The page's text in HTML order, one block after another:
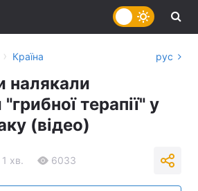
› Країна рус
налякали
терапії" у
(відео)
1 хв. 6033